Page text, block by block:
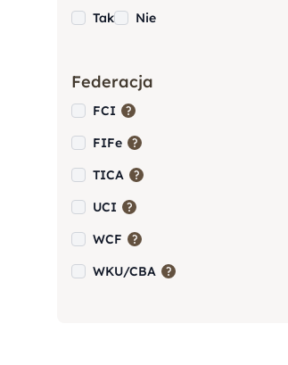
Berneński Pies Pasterski
Border Collie
Tak Nie
Federacja
FCI
FIFe
TICA
UCI
WCF
WKU/CBA